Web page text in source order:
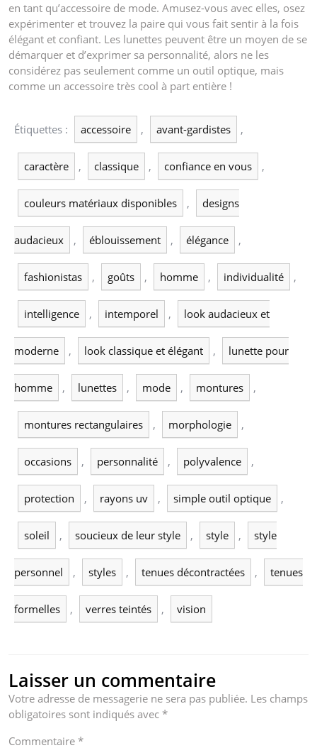
en tant qu’accessoire de mode. Amusez-vous avec elles, osez
expérimenter et trouvez la paire qui vous fait sentir à la fois
élégant et confiant. Les lunettes peuvent être un moyen de se
démarquer et d’exprimer sa personnalité, alors ne les
considérez pas seulement comme un outil optique, mais
comme un accessoire très cool à part entière !
Étiquettes : accessoire , avant-gardistes ,
caractère , classique , confiance en vous ,
couleurs matériaux disponibles , designs
audacieux , éblouissement , élégance ,
fashionistas , goûts , homme , individualité ,
intelligence , intemporel , look audacieux et
moderne , look classique et élégant , lunette pour
homme , lunettes , mode , montures ,
montures rectangulaires , morphologie ,
occasions , personnalité , polyvalence ,
protection , rayons uv , simple outil optique ,
soleil , soucieux de leur style , style , style
personnel , styles , tenues décontractées , tenues
formelles , verres teintés , vision
Laisser un commentaire
Votre adresse de messagerie ne sera pas publiée. Les champs
obligatoires sont indiqués avec *
Commentaire *